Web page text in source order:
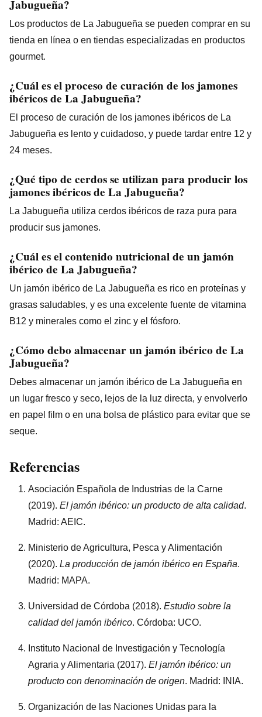
Jabugueña?
Los productos de La Jabugueña se pueden comprar en su
tienda en línea o en tiendas especializadas en productos
gourmet.
¿Cuál es el proceso de curación de los jamones
ibéricos de La Jabugueña?
El proceso de curación de los jamones ibéricos de La
Jabugueña es lento y cuidadoso, y puede tardar entre 12 y
24 meses.
¿Qué tipo de cerdos se utilizan para producir los
jamones ibéricos de La Jabugueña?
La Jabugueña utiliza cerdos ibéricos de raza pura para
producir sus jamones.
¿Cuál es el contenido nutricional de un jamón
ibérico de La Jabugueña?
Un jamón ibérico de La Jabugueña es rico en proteínas y
grasas saludables, y es una excelente fuente de vitamina
B12 y minerales como el zinc y el fósforo.
¿Cómo debo almacenar un jamón ibérico de La
Jabugueña?
Debes almacenar un jamón ibérico de La Jabugueña en
un lugar fresco y seco, lejos de la luz directa, y envolverlo
en papel film o en una bolsa de plástico para evitar que se
seque.
Referencias
Asociación Española de Industrias de la Carne
(2019). El jamón ibérico: un producto de alta calidad.
Madrid: AEIC.
Ministerio de Agricultura, Pesca y Alimentación
(2020). La producción de jamón ibérico en España.
Madrid: MAPA.
Universidad de Córdoba (2018). Estudio sobre la
calidad del jamón ibérico. Córdoba: UCO.
Instituto Nacional de Investigación y Tecnología
Agraria y Alimentaria (2017). El jamón ibérico: un
producto con denominación de origen. Madrid: INIA.
Organización de las Naciones Unidas para la